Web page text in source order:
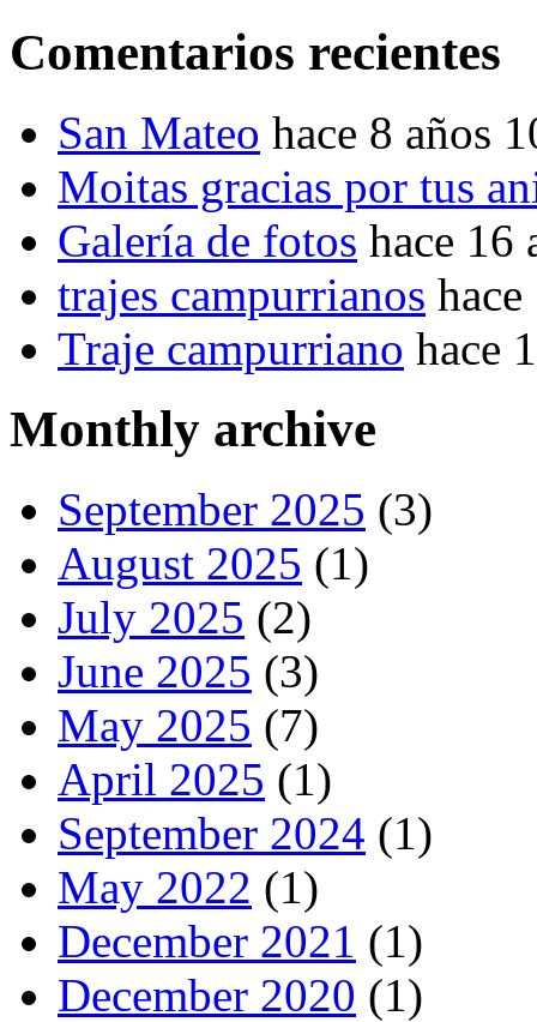
Comentarios recientes
San Mateo hace 8 años
Moitas gracias por tus
Galería de fotos hace 16
trajes campurrianos
Traje campurriano hace
Monthly archive
September 2025 (3)
August 2025 (1)
July 2025 (2)
June 2025 (3)
May 2025 (7)
April 2025 (1)
September 2024 (1)
May 2022 (1)
December 2021 (1)
December 2020 (1)